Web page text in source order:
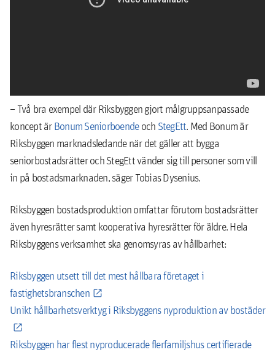
– Två bra exempel där Riksbyggen gjort målgruppsanpassade
koncept ärBonum SeniorboendeochStegEtt. Med Bonum är
Riksbyggen marknadsledande när det gäller att bygga
seniorbostadsrätter och StegEtt vänder sig till personer som vill
in på bostadsmarknaden, säger Tobias Dysenius.
Riksbyggen bostadsproduktion omfattar förutom bostadsrätter
även hyresrätter samt kooperativa hyresrätter för äldre. Hela
Riksbyggens verksamhet ska genomsyras av hållbarhet:
Riksbyggen utsett till det mest hållbara företaget i
fastighetsbranschen
Unikt hållbarhetsverktyg i Riksbyggens nyproduktion av bostäder
Riksbyggen har flest nyproducerade flerfamiljshus certifierade